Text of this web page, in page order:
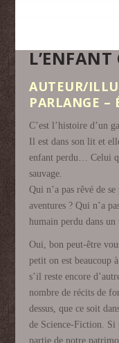
L’ENFANT
AUTEUR/
PARLANGE –
C’est l’histoire d’un
Il est dans son lit et
enfant perdu… Celui
sauvage.
Qui n’a pas rêvé de
aventures ? Qui n’a
humain perdu dans
Oui, bon peut-être
petit on est beaucoup
s’il reste encore
nombre de récits de
dessus, que ce soit
de Science-Fiction. Si
partie de notre